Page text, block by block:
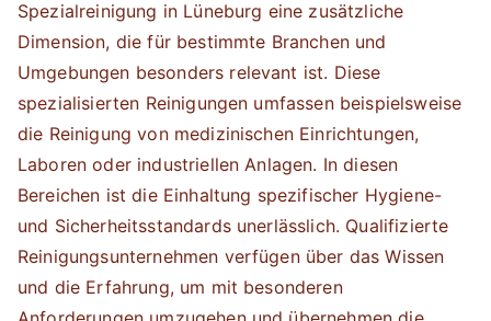
Spezialreinigung in Lüneburg eine zusätzliche
Dimension, die für bestimmte Branchen und
Umgebungen besonders relevant ist. Diese
spezialisierten Reinigungen umfassen beispielsweise
die Reinigung von medizinischen Einrichtungen,
Laboren oder industriellen Anlagen. In diesen
Bereichen ist die Einhaltung spezifischer Hygiene-
und Sicherheitsstandards unerlässlich. Qualifizierte
Reinigungsunternehmen verfügen über das Wissen
und die Erfahrung, um mit besonderen